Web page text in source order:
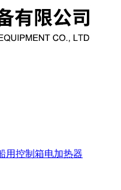
用控制箱电加热器